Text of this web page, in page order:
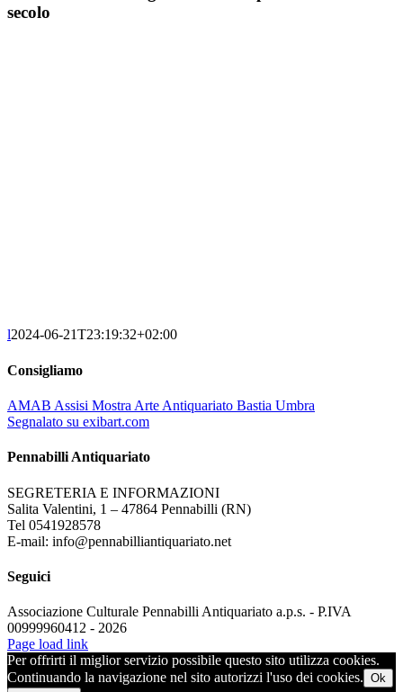
secolo
l2024-06-21T23:19:32+02:00
Consigliamo
AMAB Assisi Mostra Arte Antiquariato Bastia Umbra
Segnalato su exibart.com
Pennabilli Antiquariato
SEGRETERIA E INFORMAZIONI
Salita Valentini, 1 – 47864 Pennabilli (RN)
Tel 0541928578
E-mail: info@pennabilliantiquariato.net
Seguici
Associazione Culturale Pennabilli Antiquariato a.p.s. - P.IVA
00999960412 - 2026
Page load link
Per offrirti il miglior servizio possibile questo sito utilizza cookies.
Continuando la navigazione nel sito autorizzi l'uso dei cookies. Ok